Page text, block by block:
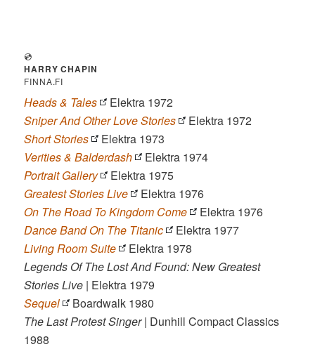
💿
HARRY CHAPIN
FINNA.FI
Heads & Tales
Elektra 1972
Sniper And Other Love Stories
Elektra 1972
Short Stories
Elektra 1973
Verities & Balderdash
Elektra 1974
Portrait Gallery
Elektra 1975
Greatest Stories Live
Elektra 1976
On The Road To Kingdom Come
Elektra 1976
Dance Band On The Titanic
Elektra 1977
Living Room Suite
Elektra 1978
Legends Of The Lost And Found: New Greatest
Stories Live | Elektra 1979
Sequel
Boardwalk 1980
The Last Protest Singer| Dunhill Compact Classics
1988